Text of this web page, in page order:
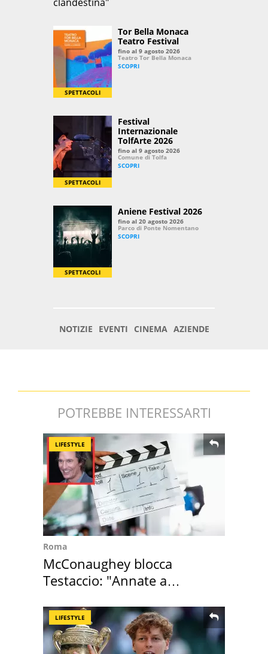
POTREBBE INTERESSARTI
LIFESTYLE
Roma
McConaughey blocca
Testaccio: "Annate a
LIFESTYLE